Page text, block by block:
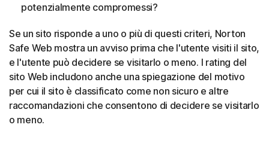
potenzialmente compromessi?
Se un sito risponde a uno o più di questi criteri, Norton
Safe Web mostra un avviso prima che l'utente visiti il sito,
e l'utente può decidere se visitarlo o meno. I rating del
sito Web includono anche una spiegazione del motivo
per cui il sito è classificato come non sicuro e altre
raccomandazioni che consentono di decidere se visitarlo
o meno.